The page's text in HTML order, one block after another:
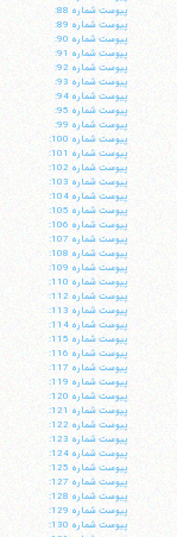
پيوست شماره 88:
پيوست شماره 89:
پيوست شماره 90:
پيوست شماره 91:
پيوست شماره 92:
پيوست شماره 93:
پيوست شماره 94:
پيوست شماره 95:
پيوست شماره 99:
پيوست شماره 100:
پيوست شماره 101:
پيوست شماره 102:
پيوست شماره 103:
پيوست شماره 104:
پيوست شماره 105:
پيوست شماره 106:
پيوست شماره 107:
پيوست شماره 108:
پيوست شماره 109:
پيوست شماره 110:
پيوست شماره 112:
پيوست شماره 113:
پيوست شماره 114:
پيوست شماره 115:
پيوست شماره 116:
پيوست شماره 117:
پيوست شماره 119:
پيوست شماره 120:
پيوست شماره 121:
پيوست شماره 122:
پيوست شماره 123:
پيوست شماره 124:
پيوست شماره 125:
پيوست شماره 127:
پيوست شماره 128:
پيوست شماره 129:
پيوست شماره 130: